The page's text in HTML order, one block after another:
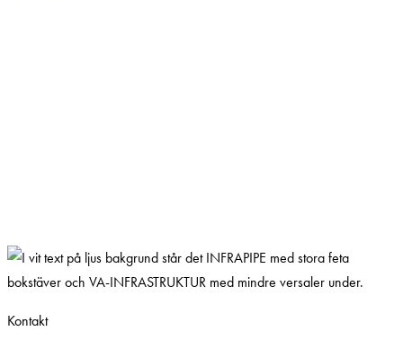
Kontakt